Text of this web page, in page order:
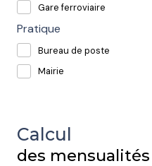
Gare ferroviaire
Pratique
Bureau de poste
Mairie
Calcul
des mensualités